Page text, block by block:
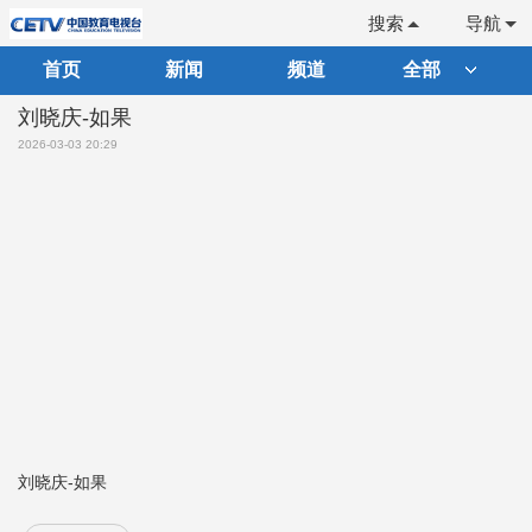
导航
搜索
首页 新闻 频道 全部
刘晓庆-如果
2026-03-03 20:29
刘晓庆-如果